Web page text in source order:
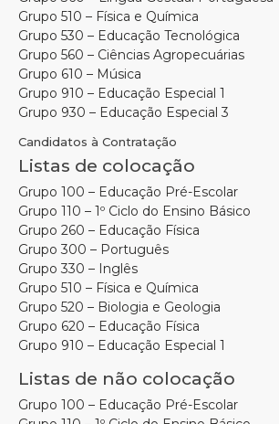
Grupo 510 – Física e Química
Grupo 530 – Educação Tecnológica
Grupo 560 – Ciências Agropecuárias
Grupo 610 – Música
Grupo 910 – Educação Especial 1
Grupo 930 – Educação Especial 3
Candidatos à Contratação
Listas de colocação
Grupo 100 – Educação Pré-Escolar
Grupo 110 – 1º Ciclo do Ensino Básico
Grupo 260 – Educação Física
Grupo 300 – Português
Grupo 330 – Inglês
Grupo 510 – Física e Química
Grupo 520 – Biologia e Geologia
Grupo 620 – Educação Física
Grupo 910 – Educação Especial 1
Listas de não colocação
Grupo 100 – Educação Pré-Escolar